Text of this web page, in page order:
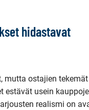
hidastavat
mutta ostajien tekemät
estävät usein
realismi on